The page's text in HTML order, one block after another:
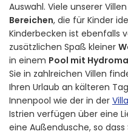
Auswahl. Viele unserer
Bereichen, die für Kinder
Kinderbecken ist ebenfalls
zusätzlichen Spaß kleiner
in einem Pool mit
Sie in zahlreichen Villen
Ihren Urlaub an kälteren
Innenpool wie der in der
Istrien verfügen über eine
eine Außendusche, so